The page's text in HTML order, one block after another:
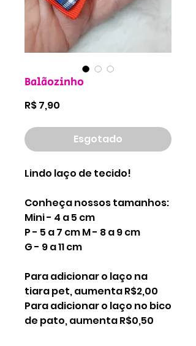
Balãozinho
R$ 7,90
Esgotado
Lindo laço de tecido!
Conheça nossos tamanhos:
Mini - 4 a 5 cm
P - 5 a 7 cm M - 8 a 9 cm
G - 9 a 11 cm
Para adicionar o laço na
tiara pet, aumenta R$2,00
Para adicionar o laço no bico
de pato, aumenta R$0,50